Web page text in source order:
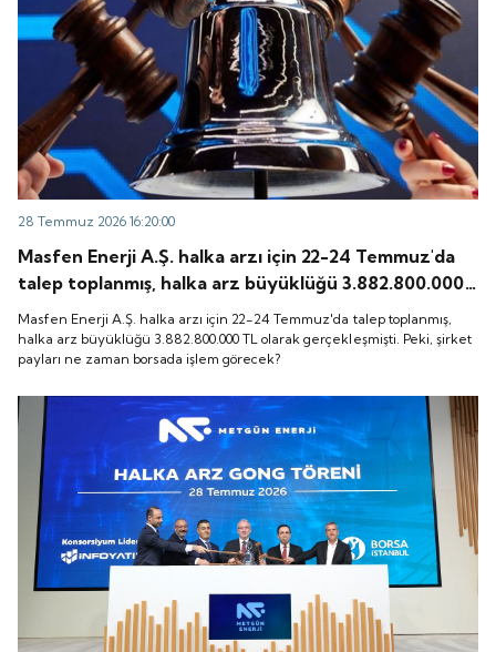
28 Temmuz 2026 16:20:00
Masfen Enerji A.Ş. halka arzı için 22-24 Temmuz'da
talep toplanmış, halka arz büyüklüğü 3.882.800.000
TL olarak gerçekleşmişti. Peki, şirket payları ne
zaman borsada işlem görecek?
Masfen Enerji A.Ş. halka arzı için 22-24 Temmuz'da talep toplanmış,
halka arz büyüklüğü 3.882.800.000 TL olarak gerçekleşmişti. Peki, şirket
payları ne zaman borsada işlem görecek?